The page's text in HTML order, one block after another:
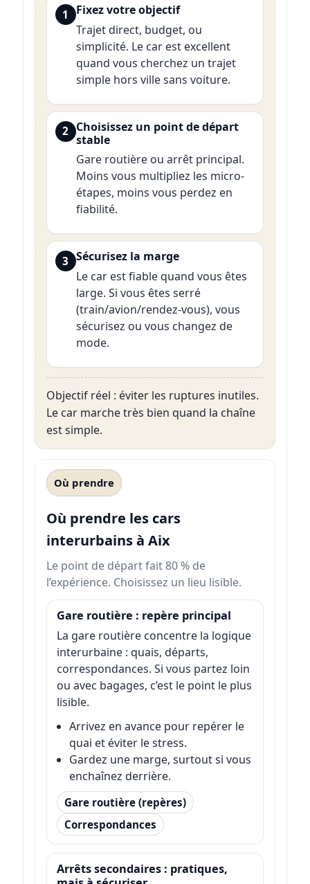
1
Fixez votre objectif
Trajet direct, budget, ou
simplicité. Le car est excellent
quand vous cherchez un trajet
simple hors ville sans voiture.
2 Choisissez un point de départ
stable
Gare routière ou arrêt principal.
Moins vous multipliez les micro-
étapes, moins vous perdez en
fiabilité.
3 Sécurisez la marge
Le car est fiable quand vous êtes
large. Si vous êtes serré
(train/avion/rendez-vous), vous
sécurisez ou vous changez de
mode.
Objectif réel : éviter les ruptures inutiles.
Le car marche très bien quand la chaîne
est simple.
Où prendre
Où prendre les cars
interurbains à Aix
Le point de départ fait 80 % de
l’expérience. Choisissez un lieu lisible.
Gare routière : repère principal
La gare routière concentre la logique
interurbaine : quais, départs,
correspondances. Si vous partez loin
ou avec bagages, c’est le point le plus
lisible.
Arrivez en avance pour repérer le
quai et éviter le stress.
Gardez une marge, surtout si vous
enchaînez derrière.
Gare routière (repères)
Correspondances
Arrêts secondaires : pratiques,